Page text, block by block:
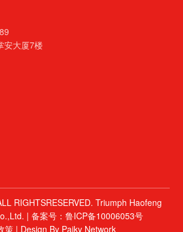
安大厦7楼
RIGHTSRESERVED. Triumph Haofeng
| 备案号：鲁ICP备10006053号
策 | Design By Paiky Network